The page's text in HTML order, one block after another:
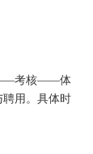
考核——体
用。具体时